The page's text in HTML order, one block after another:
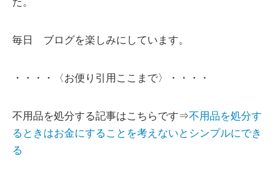
た。
毎日 ブログを楽しみにしています。
・・・・〈お便り引用ここまで〉・・・・
不用品を処分する記事はこちらです⇒不用品を処分す
るときはお金にすることを考えないとシンプルにでき
る